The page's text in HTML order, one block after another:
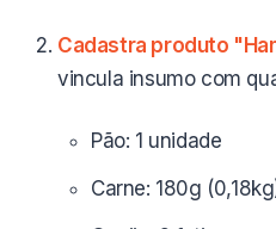
Cadastra produto
vincula insumo com
Pão: 1 unidade
Carne: 180g